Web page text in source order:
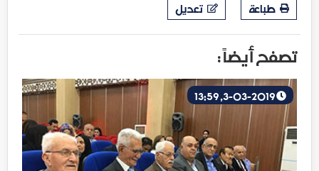
طباعة تعديل
تصفح أيضاً :